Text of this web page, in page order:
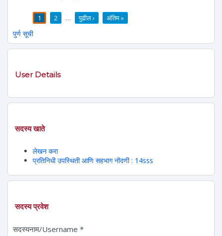
1 2 … पुढील › अंतिम »
पुर्ण सूची
User Details
सदस्य खाते
लेखन करा
प्रतिनिधी उपस्थिती आणि सहभाग नोंदणी : 14sss
सदस्य प्रवेश
सदस्यनाम/Username *